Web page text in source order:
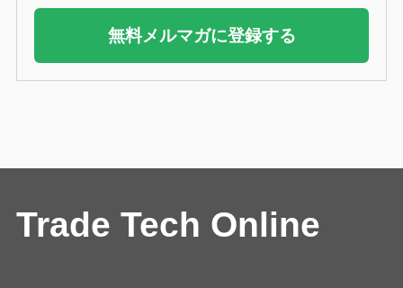
無料メルマガに登録する
Trade Tech Online